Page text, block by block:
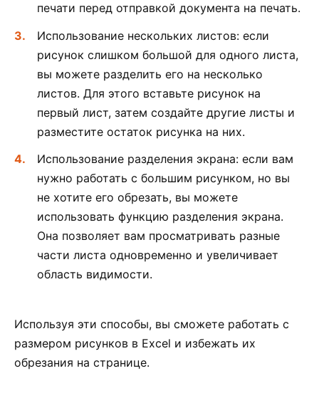
печати перед отправкой документа на печать.
Использование нескольких листов: если
рисунок слишком большой для одного листа,
вы можете разделить его на несколько
листов. Для этого вставьте рисунок на
первый лист, затем создайте другие листы и
разместите остаток рисунка на них.
Использование разделения экрана: если вам
нужно работать с большим рисунком, но вы
не хотите его обрезать, вы можете
использовать функцию разделения экрана.
Она позволяет вам просматривать разные
части листа одновременно и увеличивает
область видимости.
Используя эти способы, вы сможете работать с
размером рисунков в Excel и избежать их
обрезания на странице.